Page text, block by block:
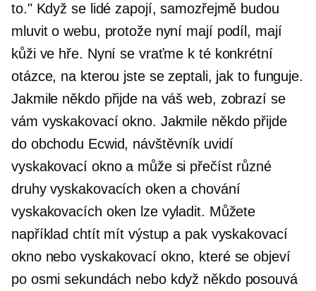
to." Když se lidé zapojí, samozřejmě budou
mluvit o webu, protože nyní mají podíl, mají
kůži ve hře. Nyní se vraťme k té konkrétní
otázce, na kterou jste se zeptali, jak to funguje.
Jakmile někdo přijde na váš web, zobrazí se
vám vyskakovací okno. Jakmile někdo přijde
do obchodu Ecwid, návštěvník uvidí
vyskakovací okno a může si přečíst různé
druhy vyskakovacích oken a chování
vyskakovacích oken lze vyladit. Můžete
například chtít mít výstup a pak vyskakovací
okno nebo vyskakovací okno, které se objeví
po osmi sekundách nebo když někdo posouvá